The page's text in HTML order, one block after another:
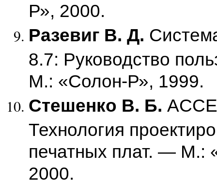
Р», 2000.
Разевиг В. Д.
8.7: Руководство
М.: «Солон-Р», 1999.
Стешенко В. Б.
Технология
печатных плат. — М.:
2000.